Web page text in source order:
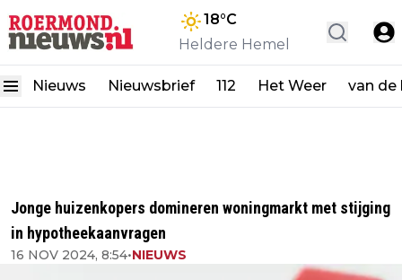
18°C
Heldere Hemel
Nieuws Nieuwsbrief 112 Het Weer van de
Jonge huizenkopers domineren woningmarkt met stijging
in hypotheekaanvragen
16 NOV 2024, 8:54•NIEUWS